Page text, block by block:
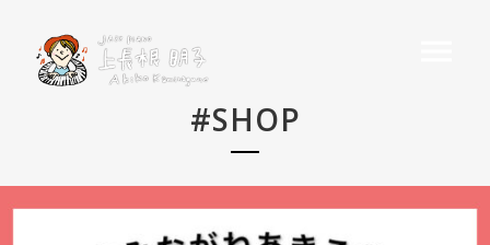
#SHOP